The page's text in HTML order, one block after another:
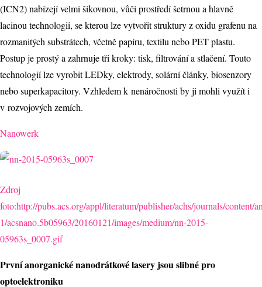
(ICN2) nabízejí velmi šikovnou, vůči prostředí šetrnou a hlavně
lacinou technologii, se kterou lze vytvořit struktury z oxidu grafenu na
rozmanitých substrátech, včetně papíru, textilu nebo PET plastu.
Postup je prostý a zahrnuje tři kroky: tisk, filtrování a stlačení. Touto
technologií lze vyrobit LEDky, elektrody, solární články, biosenzory
nebo superkapacitory. Vzhledem k nenáročnosti by ji mohli využít i
v rozvojových zemích.
Nanowerk
Zdroj
foto:http://pubs.acs.org/appl/literatum/publisher/achs/journals/content/
1/acsnano.5b05963/20160121/images/medium/nn-2015-
05963s_0007.gif
První anorganické nanodrátkové lasery jsou slibné pro
optoelektroniku